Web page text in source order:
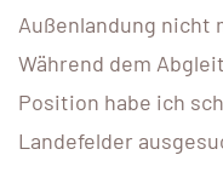
Außenlandung nicht
Während dem
Position habe ich
Landefelder